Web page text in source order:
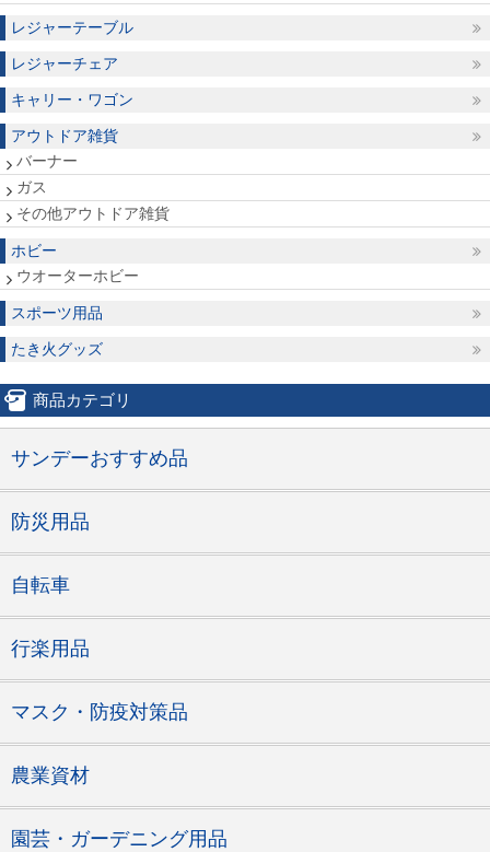
レジャーテーブル
レジャーチェア
キャリー・ワゴン
アウトドア雑貨
バーナー
ガス
その他アウトドア雑貨
ホビー
ウオーターホビー
スポーツ用品
たき火グッズ
商品カテゴリ
サンデーおすすめ品
防災用品
自転車
行楽用品
マスク・防疫対策品
農業資材
園芸・ガーデニング用品